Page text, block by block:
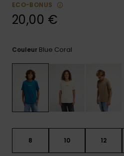
questions
fréquentes
formulaire
Consulter
la FAQ
ECO-BONUS
20,00 €
Couleur Blue Coral
8 10 12